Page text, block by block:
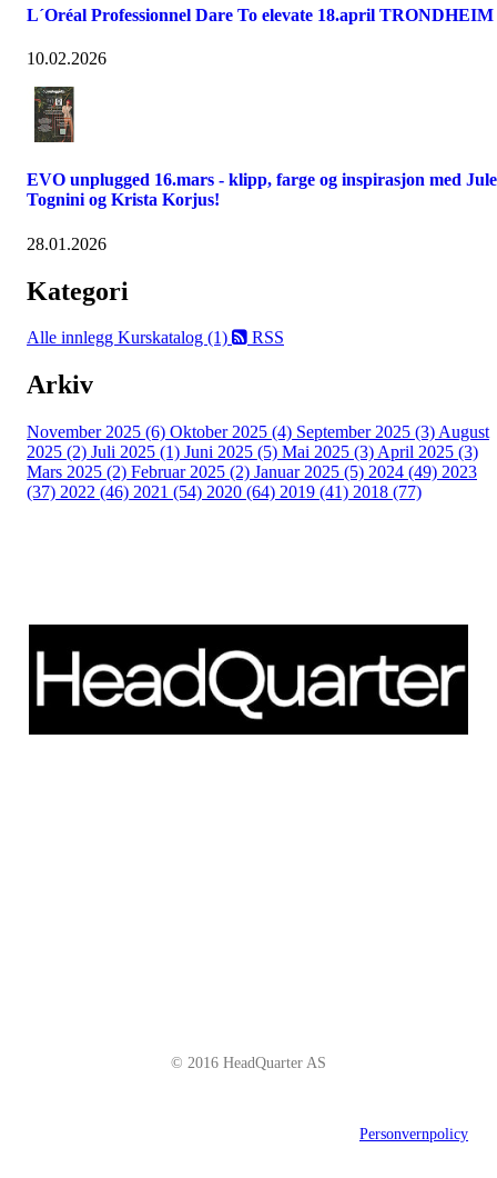
L´Oréal Professionnel Dare To elevate 18.april TRONDHEIM
10.02.2026
EVO unplugged 16.mars - klipp, farge og inspirasjon med
Tognini og Krista Korjus!
28.01.2026
Kategori
Alle innlegg Kurskatalog (1) RSS
Arkiv
November 2025 (6) Oktober 2025 (4) September 2025 (3) August
2025 (2) Juli 2025 (1) Juni 2025 (5) Mai 2025 (3) April 2025 (3)
Mars 2025 (2) Februar 2025 (2) Januar 2025 (5) 2024 (49) 2023
(37) 2022 (46) 2021 (54) 2020 (64) 2019 (41) 2018 (77)
© 2016 HeadQuarter AS
Personvernpolicy